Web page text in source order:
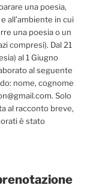
una poesia,
all’ambiente in cui
una poesia o un
compresi). Dal 21
al 1 Giugno
al seguente
nome, cognome
Solo
al racconto breve,
è stato